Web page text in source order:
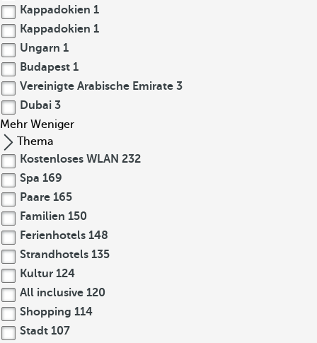
Kappadokien 1
Kappadokien 1
Ungarn 1
Budapest 1
Vereinigte Arabische Emirate 3
Dubai 3
Mehr Weniger
Thema
Kostenloses WLAN 232
Spa 169
Paare 165
Familien 150
Ferienhotels 148
Strandhotels 135
Kultur 124
All inclusive 120
Shopping 114
Stadt 107